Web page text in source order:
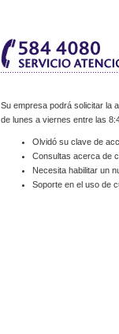
Su empresa podrá solicitar la
de lunes a viernes entre las
Olvidó su clave de
Consultas acerca de
Necesita habilitar un
Soporte en el uso de